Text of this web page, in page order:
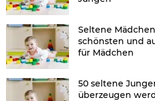
Seltene
schönsten und
für Mädchen
50 seltene
überzeugen